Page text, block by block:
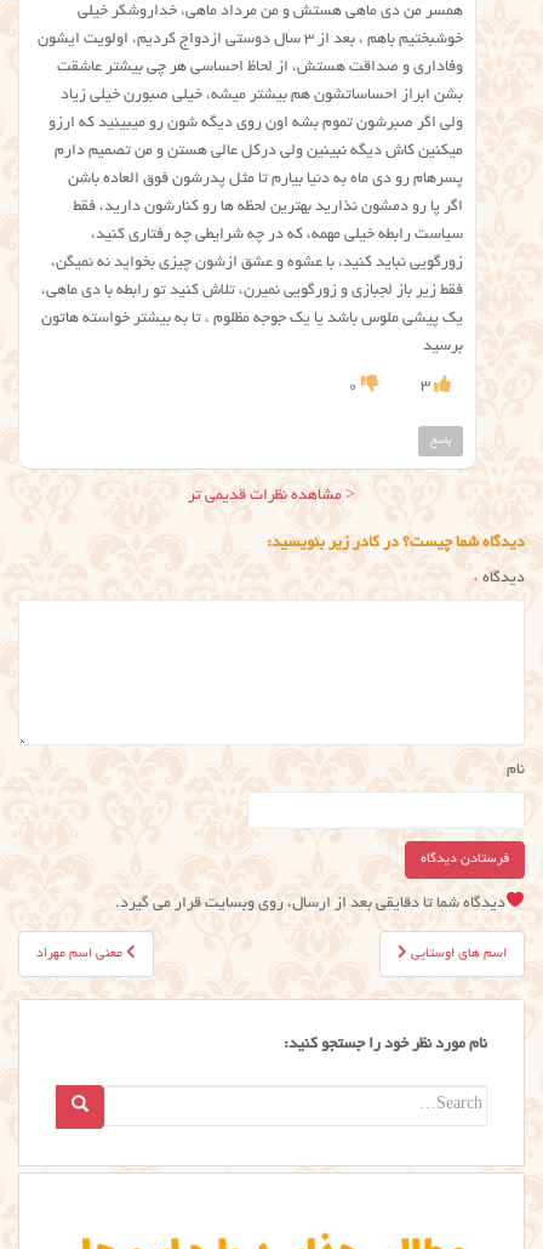
همسر من دی ماهی هستش و من مرداد ماهی، خداروشکر خیلی
خوشبختیم باهم ، بعد از ۳ سال دوستی ازدواج کردیم، اولویت ایشون
وفاداری و صداقت هستش، از لحاظ احساسی هر چی بیشتر عاشقت
بشن ابراز احساساتشون هم بیشتر میشه، خیلی صبورن خیلی زیاد
ولی اگر صبرشون تموم بشه اون روی دیگه شون رو میبینید که ارزو
میکنین کاش دیگه نبینین ولی درکل عالی هستن و من تصمیم دارم
پسرهام رو دی ماه به دنیا بیارم تا مثل پدرشون فوق العاده باشن
اگر پا رو دمشون نذارید بهترین لحظه ها رو کنارشون دارید، فقط
سیاست رابطه خیلی مهمه، که در چه شرایطی چه رفتاری کنید،
زورگویی نباید کنید، با عشوه و عشق ازشون چیزی بخواید نه نمیگن،
فقط زیر باز لجبازی و زورگویی نمیرن، تلاش کنید تو رابطه با دی ماهی،
یک پیشی ملوس باشد یا یک جوجه مظلوم ، تا به بیشتر خواسته هاتون
برسید
3
0
پاسخ
ناوبری
نظر
< مشاهده نظرات قدیمی تر
دیدگاه شما چیست؟ در کادر زیر بنویسید:
دیدگاه*
نام
دیدگاه شما تا دقایقی بعد از ارسال، روی وبسایت قرار می گیرد.
راهبری
نوشته
معنی اسم مهراد اسم های اوستایی
نام مورد نظر خود را جستجو کنید:
Search